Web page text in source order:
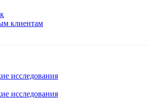
клиентам
исследования
исследования